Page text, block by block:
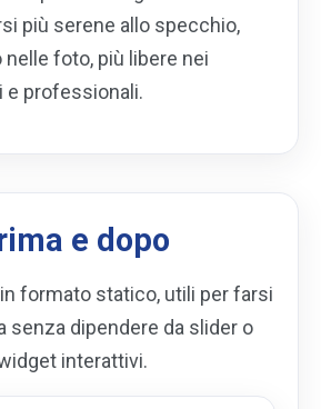
più serene allo specchio,
nelle foto, più libere nei
professionali.
e dopo
formato statico, utili per farsi
senza dipendere da slider o
interattivi.